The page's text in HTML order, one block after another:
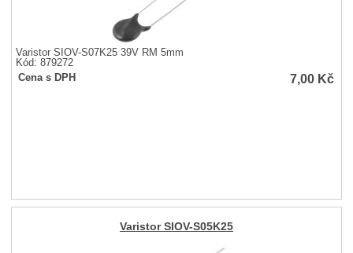
Varistor SIOV-S07K25 39V RM 5mm
Kód: 879272
Cena s DPH
7,00 Kč
Varistor SIOV-S05K25